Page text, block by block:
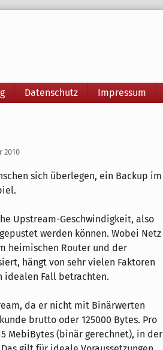
Datenschutz Impressum
2010
sich überlegen, ein Backup im
Upstream-Geschwindigkeit, also
werden können. Wobei Netz
heimischen Router und der
hängt von sehr vielen Faktoren
idealen Fall betrachten.
da er nicht mit Binärwerten
brutto oder 125000 Bytes. Pro
MebiBytes (binär gerechnet), in der